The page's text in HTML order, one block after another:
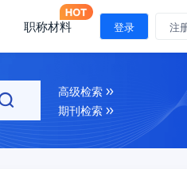
职称材料 登录 注
高级检索
期刊检索